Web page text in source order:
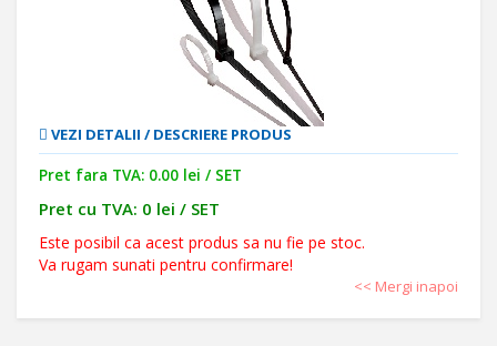
VEZI DETALII / DESCRIERE PRODUS
Pret fara TVA: 0.00 lei / SET
Pret cu TVA: 0 lei / SET
Este posibil ca acest produs sa nu fie pe stoc.
Va rugam sunati pentru confirmare!
<< Mergi inapoi